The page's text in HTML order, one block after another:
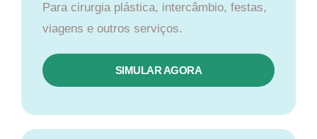
Para cirurgia plástica, intercâmbio, festas,
viagens e outros serviços.
SIMULAR AGORA